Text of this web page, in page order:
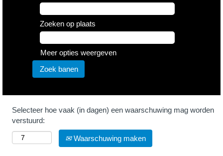
Zoeken op plaats
Meer opties weergeven
Selecteer hoe vaak (in dagen) een waarschuwing mag worden
verstuurd:
Waarschuwing maken